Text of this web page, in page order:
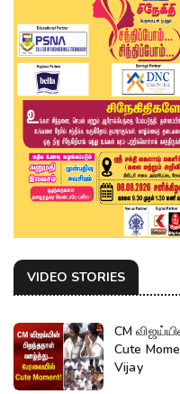
VIDEO STORIES
CM
Cute
Vijay